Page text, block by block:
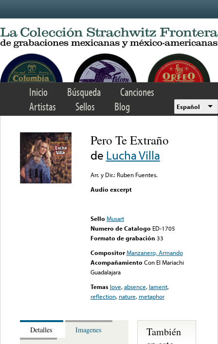
Inicio Búsqueda
Canciones
Artistas
Sellos Blog Español
Pero Te Extraño
de Lucha Villa
Arr. y Dir.: Ruben Fuentes.
Audio excerpt
Sello Musart
Numero de Catalogo ED-1705
Formato de grabación 33
Compositor Manzanero, Armando
Acompañamiento Con El Mariachi
Guadalajara
Temas love,absence, lament,
reflection, nature, metaphor
Detalles
Imagenes
También